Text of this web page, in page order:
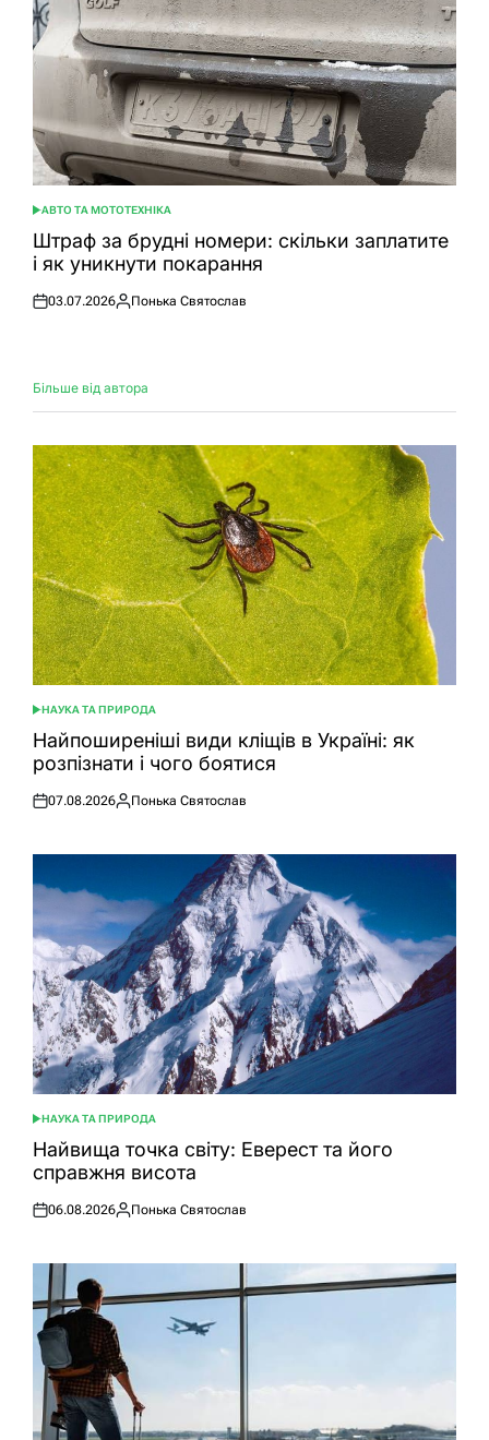
ОПУБЛІКУВАТИ
У
АВТО ТА МОТОТЕХНІКА
Штраф за брудні номери: скільки заплатите
і як уникнути покарання
Оприлюднено
03.07.2026
Опубліковано
Понька Святослав
Більше від автора
ОПУБЛІКУВАТИ
У
НАУКА ТА ПРИРОДА
Найпоширеніші види кліщів в Україні: як
розпізнати і чого боятися
Оприлюднено
07.08.2026
Опубліковано
Понька Святослав
ОПУБЛІКУВАТИ
У
НАУКА ТА ПРИРОДА
Найвища точка світу: Еверест та його
справжня висота
Оприлюднено
06.08.2026
Опубліковано
Понька Святослав